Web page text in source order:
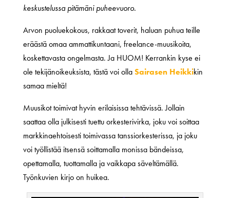
keskustelussa pitämäni puheevuoro.
Arvon puoluekokous, rakkaat toverit, haluan puhua teille
eräästä omaa ammattikuntaani, freelance-muusikoita,
koskettavasta ongelmasta. Ja HUOM! Kerrankin kyse ei
ole tekijänoikeuksista, tästä voi ollaSairasen Heikkikin
samaa mieltä!
Muusikot toimivat hyvin erilaisissa tehtävissä. Jollain
saattaa olla julkisesti tuettu orkesterivirka, joku voi soittaa
markkinaehtoisesti toimivassa tanssiorkesterissa, ja joku
voi työllistää itsensä soittamalla monissa bändeissa,
opettamalla, tuottamalla ja vaikkapa säveltämällä.
Työnkuvien kirjo on huikea.